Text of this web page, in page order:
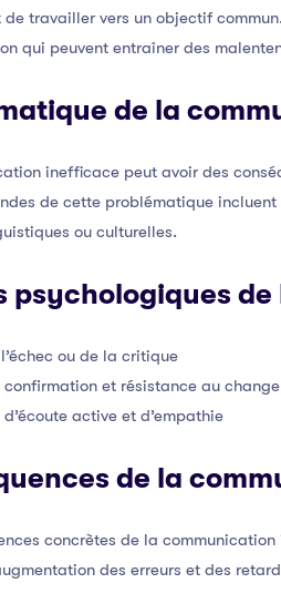
de travailler vers un objectif
qui peuvent entraîner des
de la
inefficace peut avoir des
de cette problématique
ou culturelles.
psychologiques
ou de la critique
confirmation et résistance au
active et d’empathie
de la
concrètes de la
des erreurs et des